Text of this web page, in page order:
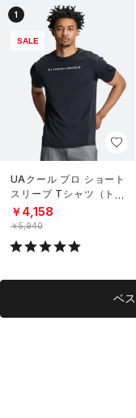
1
SALE
UAクール プロ ショート
スリーブ Tシャツ（トレ
ーニング/MEN）
￥4,158
￥5,940
ベ